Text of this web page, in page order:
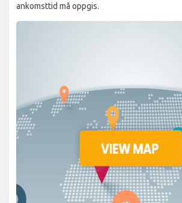
ankomsttid må oppgis.